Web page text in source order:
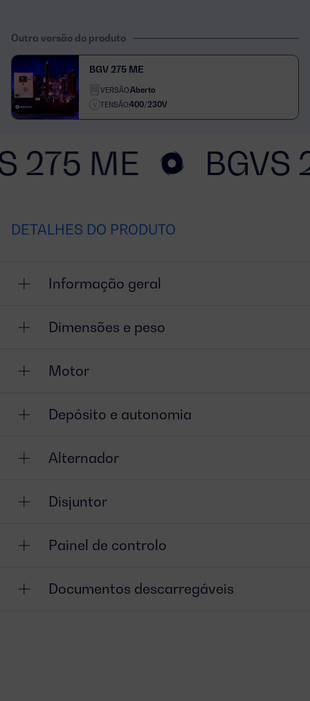
Outra versão do produto
BGV 275 ME
VERSÃO:Aberto
TENSÃO:400/230V
275 ME BGVS
DETALHES DO PRODUTO
Informação geral
Dimensões e peso
Motor
Depósito e autonomia
Alternador
Disjuntor
Painel de controlo
Documentos descarregáveis